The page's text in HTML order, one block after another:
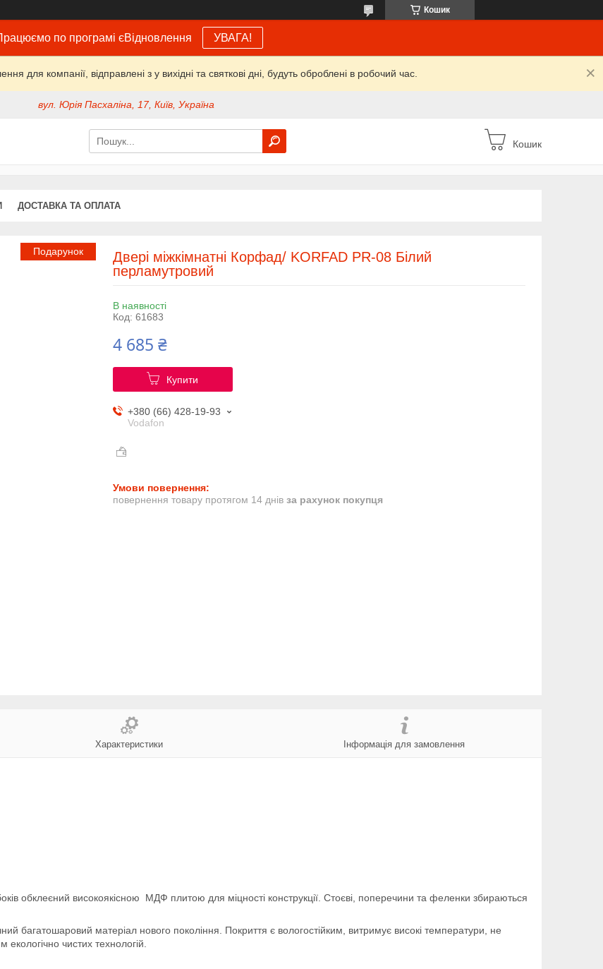
Кошик
по програмі єВідновлення УВАГА!
для компанії, відправлені з у вихідні та святкові дні, будуть оброблені в робочий час.
вул. Юрія Пасхаліна, 17, Київ, Україна
Кошик
ДОСТАВКА ТА ОПЛАТА
Подарунок
Двері міжкімнатні Корфад/ KORFAD PR-08 Білий
перламутровий
В наявності
Код: 61683
4 685 ₴
Купити
+380 (66) 428-19-93
Vodafon
повернення товару протягом 14 днів за рахунок покупця
Характеристики Інформація для замовлення
обклеєний високоякісною МДФ плитою для міцності конструкції. Стоєві, поперечини та феленки збираються
багатошаровий матеріал нового покоління. Покриття є вологостійким, витримує високі температури, не
екологічно чистих технологій.